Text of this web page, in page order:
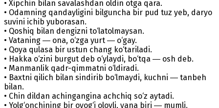
• Xipchin bilan savalashdan oldin otga qara.
• Odamning qandayligini bilguncha bir pud tuz yeb, daryo
suvini ichib yuborasan.
• Qoshiq bilan dengizni to‘latolmaysan.
• Vataning ― ona, o‘zga yurt ― o‘gay.
• Qoya qulasa bir ustun chang ko‘tariladi.
• Hakka o‘zini burgut deb o‘ylaydi, bo‘tqa ― osh deb.
• Manmanlik qadr-qimmatni o‘ldiradi.
• Baxtni qilich bilan sindirib bo‘lmaydi, kuchni ― tanbeh
bilan.
• Chin dildan achingangina achchiq so‘z aytadi.
• Yolg‘onchining bir oyog‘i olovli, yana biri ― mumli.